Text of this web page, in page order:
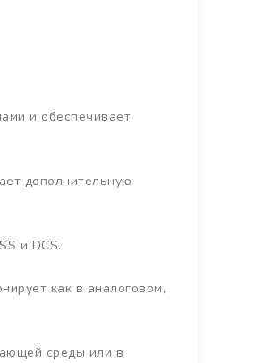
и обеспечивает
дополнительную
и DCS.
как в аналоговом,
среды или в